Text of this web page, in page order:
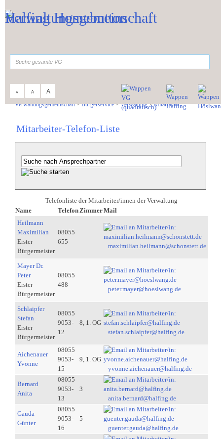
A A A
Verwaltungsgemeinschaft>Bürgerservice>Verwaltung>Mitarbeiter
Mitarbeiter-Telefon-Liste
Telefonliste der Mitarbeiter/innen der Verwaltung
Name
Telefon ZimmerMail
Heilmann
Maximilian
Erster
Bürgermeister
08055
655
maximilian.heilmann@schonstett.de
Mayer Dr.
Peter
Erster
Bürgermeister
08055
488
peter.mayer@hoeslwang.de
Schlaipfer
Stefan
Erster
Bürgermeister
08055
9053-
12
8, 1. OG
stefan.schlaipfer@halfing.de
Aichenauer
Yvonne
08055
9053-
15
9, 1. OG
yvonne.aichenauer@halfing.de
Bernard
Anita
08055
9053-
13
3
anita.bernard@halfing.de
Gauda
Günter
08055
9053-
16
5
guenter.gauda@halfing.de